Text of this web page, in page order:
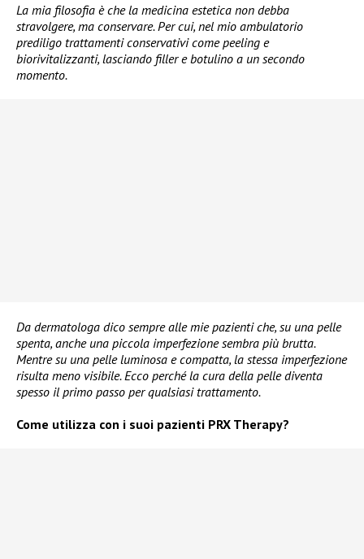
La mia filosofia è che la medicina estetica non debba
stravolgere, ma conservare. Per cui, nel mio ambulatorio
prediligo trattamenti conservativi come peeling e
biorivitalizzanti, lasciando filler e botulino a un secondo
momento.
Da dermatologa dico sempre alle mie pazienti che, su una pelle
spenta, anche una piccola imperfezione sembra più brutta.
Mentre su una pelle luminosa e compatta, la stessa imperfezione
risulta meno visibile. Ecco perché la cura della pelle diventa
spesso il primo passo per qualsiasi trattamento.
Come utilizza con i suoi pazienti PRX Therapy?